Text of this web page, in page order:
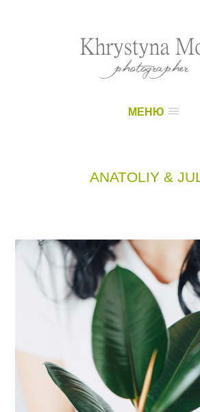
МЕНЮ
ANATOLIY &